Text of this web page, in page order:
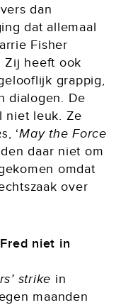
dan
dat allemaal
Fisher
Zij heeft ook
grappig,
dialogen. De
niet leuk. Ze
, ‘May the Force
daar niet om
omdat
over
niet in
strike in
maanden